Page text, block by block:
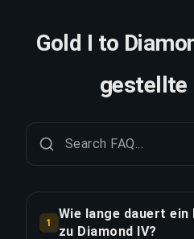
Gold I to
gestellte
1
Wie lange dauert ein
zu Diamond IV?